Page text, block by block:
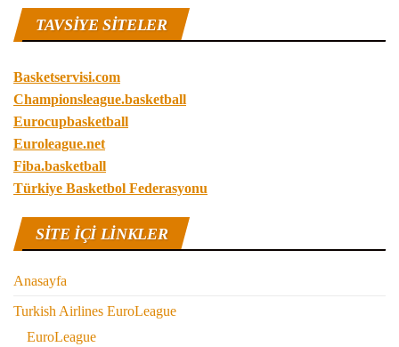
TAVSIYE SITELER
Basketservisi.com
Championsleague.basketball
Eurocupbasketball
Euroleague.net
Fiba.basketball
Türkiye Basketbol Federasyonu
SITE IÇI LINKLER
Anasayfa
Turkish Airlines EuroLeague
EuroLeague